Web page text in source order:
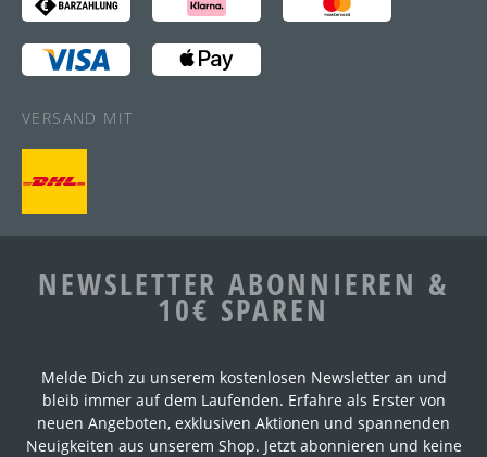
VERSAND MIT
NEWSLETTER ABONNIEREN &
10€ SPAREN
Melde Dich zu unserem kostenlosen Newsletter an und
bleib immer auf dem Laufenden. Erfahre als Erster von
neuen Angeboten, exklusiven Aktionen und spannenden
Neuigkeiten aus unserem Shop. Jetzt abonnieren und keine